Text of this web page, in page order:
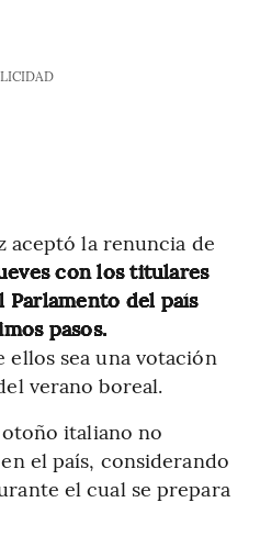
aceptó la renuncia de
con los titulares
Parlamento del país
pasos.
ellos sea una votación
verano boreal.
italiano no
el país, considerando
el cual se prepara